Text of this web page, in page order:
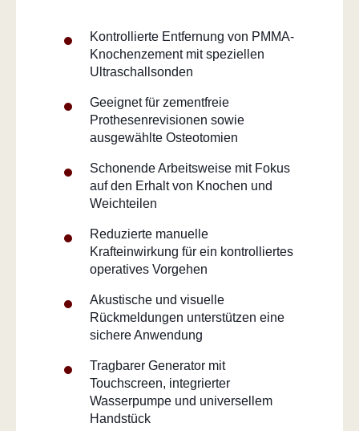
Kontrollierte Entfernung von PMMA-
Knochenzement mit speziellen
Ultraschallsonden
Geeignet für zementfreie
Prothesenrevisionen sowie
ausgewählte Osteotomien
Schonende Arbeitsweise mit Fokus
auf den Erhalt von Knochen und
Weichteilen
Reduzierte manuelle
Krafteinwirkung für ein kontrolliertes
operatives Vorgehen
Akustische und visuelle
Rückmeldungen unterstützen eine
sichere Anwendung
Tragbarer Generator mit
Touchscreen, integrierter
Wasserpumpe und universellem
Handstück